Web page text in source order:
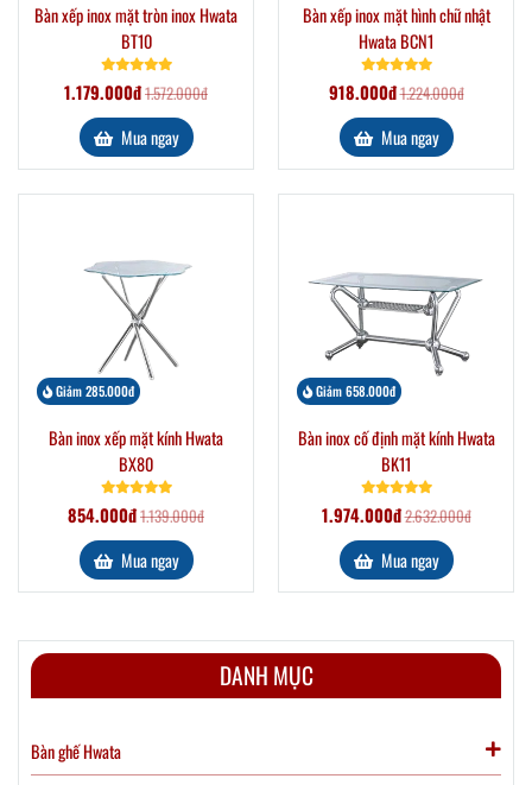
Bàn xếp inox mặt tròn inox Hwata
BT10
1.179.000đ1.572.000đ
Mua ngay
Bàn xếp inox mặt hình chữ nhật
Hwata BCN1
918.000đ1.224.000đ
Mua ngay
Giảm 285.000đ
Bàn inox xếp mặt kính Hwata
BX80
854.000đ1.139.000đ
Mua ngay
Giảm 658.000đ
Bàn inox cố định mặt kính Hwata
BK11
1.974.000đ2.632.000đ
Mua ngay
DANH MỤC
Bàn ghế Hwata